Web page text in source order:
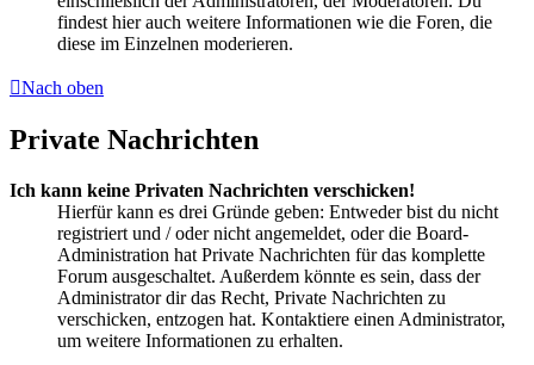
findest hier auch weitere Informationen wie die Foren, die
diese im Einzelnen moderieren.
Nach oben
Private Nachrichten
Ich kann keine Privaten Nachrichten verschicken!
Hierfür kann es drei Gründe geben: Entweder bist du nicht
registriert und / oder nicht angemeldet, oder die Board-
Administration hat Private Nachrichten für das komplette
Forum ausgeschaltet. Außerdem könnte es sein, dass der
Administrator dir das Recht, Private Nachrichten zu
verschicken, entzogen hat. Kontaktiere einen Administrator,
um weitere Informationen zu erhalten.